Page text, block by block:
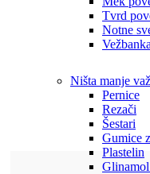
Tvrd
Notne
Vežbanka
Ništa manje
Pernice
Rezači
Šestari
Gumice
Plastelin